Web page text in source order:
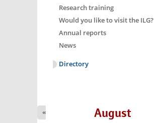
Research training
Would you like to visit the ILG?
Annual reports
News
Directory
August
«